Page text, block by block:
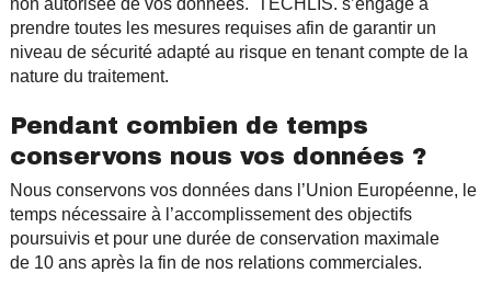
non autorisée de vos données. TECHLIS. s’engage à
prendre toutes les mesures requises afin de garantir un
niveau de sécurité adapté au risque en tenant compte de la
nature du traitement.
Pendant combien de temps
conservons nous vos données ?
Nous conservons vos données dans l’Union Européenne, le
temps nécessaire à l’accomplissement des objectifs
poursuivis et pour une durée de conservation maximale
de 10 ans après la fin de nos relations commerciales.